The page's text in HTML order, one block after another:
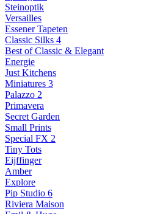
Steinoptik
Versailles
Essener Tapeten
Classic Silks 4
Best of Classic & Elegant
Energie
Just Kitchens
Miniatures 3
Palazzo 2
Primavera
Secret Garden
Small Prints
Special FX 2
Tiny Tots
Eijffinger
Amber
Explore
Pip Studio 6
Riviera Maison